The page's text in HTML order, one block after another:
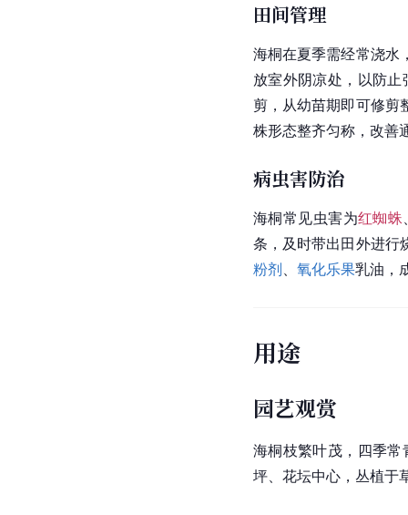
田间管理
海桐在夏季需经常浇水
放室外阴凉处，以防
剪，从幼苗期即可修剪
株形态整齐匀称，改善
病虫害防治
海桐常见虫害为红蜘蛛
条，及时带出田外进行
粉剂、 氧化乐果乳油，
用途
园艺观赏
海桐枝繁叶茂，四季
坪、花坛中心，丛植于